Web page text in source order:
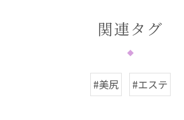
関連タグ
#美尻 #エステ